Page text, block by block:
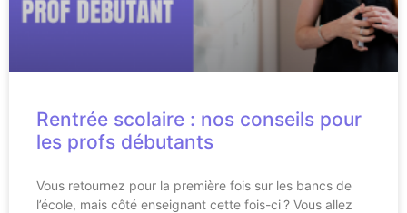
Rentrée scolaire : nos conseils pour
les profs débutants
Vous retournez pour la première fois sur les bancs de
l’école, mais côté enseignant cette fois-ci ? Vous allez